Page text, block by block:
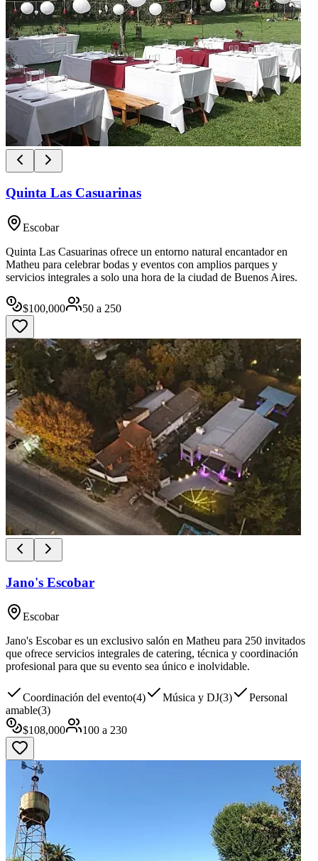
Quinta Las Casuarinas
Escobar
Quinta Las Casuarinas ofrece un entorno natural encantador en
Matheu para celebrar bodas y eventos con amplios parques y
servicios integrales a solo una hora de la ciudad de Buenos Aires.
$100,000 50 a 250
Jano's Escobar
Escobar
Jano's Escobar es un exclusivo salón en Matheu para 250 invitados
que ofrece servicios integrales de catering, técnica y coordinación
profesional para que su evento sea único e inolvidable.
Coordinación del evento(4) Música y DJ(3)
Personal
amable(3)
$108,000 100 a 230